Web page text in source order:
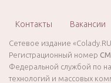
Контакты Вакансии
Сетевое издание
Регистрационный номер
Федеральной службой по
технологий и массовых